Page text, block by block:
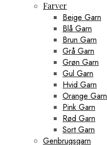
Farver
Beige Garn
Blå Garn
Brun Garn
Grå Garn
Grøn Garn
Gul Garn
Hvid Garn
Orange Garn
Pink Garn
Rød Garn
Sort Garn
Genbrugsgarn